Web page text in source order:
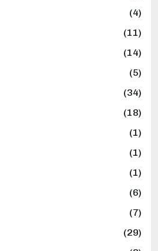
(4)
(11)
(14)
(5)
(34)
(18)
(1)
(1)
(1)
(6)
(7)
(29)